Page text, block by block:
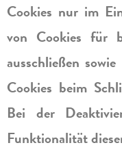
Cookies nur im
von Cookies für
ausschließen
Cookies beim
Bei der
Funktionalität